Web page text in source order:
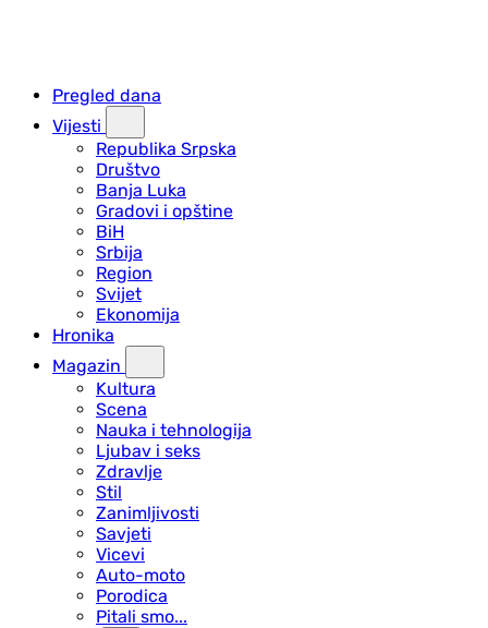
Pregled dana
Vijesti
Republika Srpska
Društvo
Banja Luka
Gradovi i opštine
BiH
Srbija
Region
Svijet
Ekonomija
Hronika
Magazin
Kultura
Scena
Nauka i tehnologija
Ljubav i seks
Zdravlje
Stil
Zanimljivosti
Savjeti
Vicevi
Auto-moto
Porodica
Pitali smo...